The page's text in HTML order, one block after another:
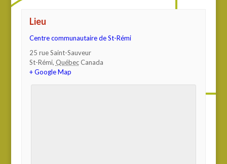
Lieu
Centre communautaire de St-Rémi
25 rue Saint-Sauveur
St-Rémi, QuébecCanada
+ Google Map